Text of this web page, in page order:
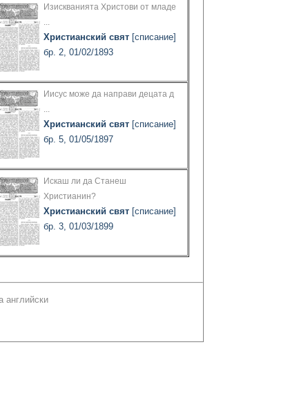
Изискванията Христови от младе
...
Христианский свят [списание]
бр. 2, 01/02/1893
Иисус може да направи децата д
...
Христианский свят [списание]
бр. 5, 01/05/1897
Искаш ли да Станеш
Христианин?
Христианский свят [списание]
бр. 3, 01/03/1899
английски